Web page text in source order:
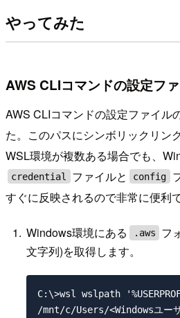
やってみた
AWS CLIコマンドの設定フ
AWS CLIコマンドの設定ファイル
た。このパスにシンボリックリン
WSL環境が複数ある場合でも、
credential ファイルと config
すぐに反映されるので非常に便利で
Windows環境にある .aws
フ
文字列)を取得します。
C:\>wsl wslpath